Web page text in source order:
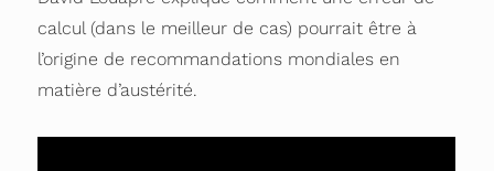
calcul (dans le meilleur de cas) pourrait être à
l’origine de recommandations mondiales en
matière d’austérité.